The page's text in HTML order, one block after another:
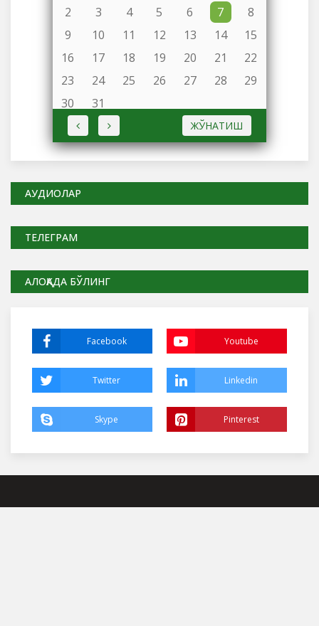
2
3 4 5 6 7
8
9
10 11 12 13 14
15
16
17 18 19 20 21
22
23
24 25 26 27 28
29
30
31
ЖЎНАТИШ
АУДИОЛАР
ТЕЛЕГРАМ
АЛОҚАДА БЎЛИНГ
Facebook Youtube
Twitter Linkedin
Skype Pinterest